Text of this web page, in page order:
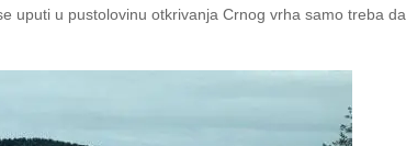
uputi u pustolovinu otkrivanja Crnog vrha samo treba da